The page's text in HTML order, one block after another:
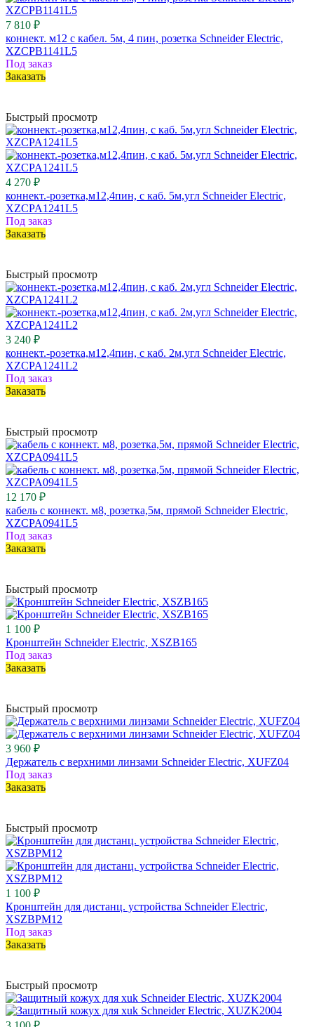
7 810 ₽
коннект. м12 с кабел. 5м, 4 пин, розетка Schneider Electric,
XZCPB1141L5
Под заказ
Заказать
Быстрый просмотр
4 270 ₽
коннект.-розетка,м12,4пин, с каб. 5м,угл Schneider Electric,
XZCPA1241L5
Под заказ
Заказать
Быстрый просмотр
3 240 ₽
коннект.-розетка,м12,4пин, с каб. 2м,угл Schneider Electric,
XZCPA1241L2
Под заказ
Заказать
Быстрый просмотр
12 170 ₽
кабель с коннект. м8, розетка,5м, прямой Schneider Electric,
XZCPA0941L5
Под заказ
Заказать
Быстрый просмотр
1 100 ₽
Кронштейн Schneider Electric, XSZB165
Под заказ
Заказать
Быстрый просмотр
3 960 ₽
Держатель с верхними линзами Schneider Electric, XUFZ04
Под заказ
Заказать
Быстрый просмотр
1 100 ₽
Кронштейн для дистанц. устройства Schneider Electric,
XSZBPM12
Под заказ
Заказать
Быстрый просмотр